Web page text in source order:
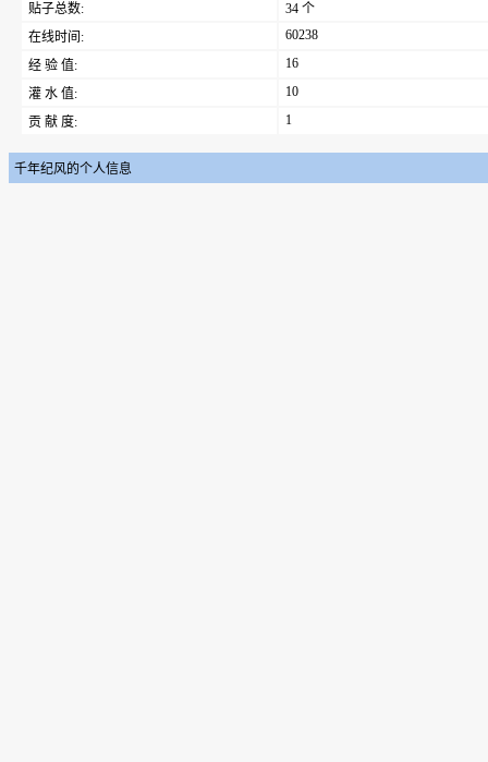
贴子总数:
34 个
在线时间:
60238
经 验 值:
16
灌 水 值:
10
贡 献 度:
1
千年纪风的个人信息